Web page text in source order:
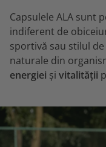
Capsulele ALA sunt
indiferent de
sportivă sau stilul
naturale din
energiei și vitalității